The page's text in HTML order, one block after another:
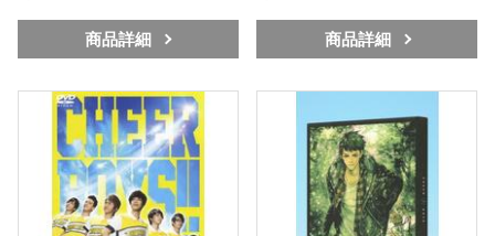
商品詳細 商品詳細